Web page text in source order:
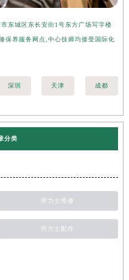
东城区东长安街1号东方广场写字楼
保养服务网点,中心技师均接受国际化
深圳 天津 成都
分类
劳力士维修
劳力士配件